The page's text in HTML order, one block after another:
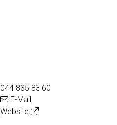
044 835 83 60
E-Mail
Website